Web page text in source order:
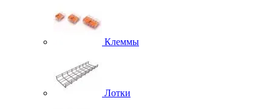
Клеммы
Лотки